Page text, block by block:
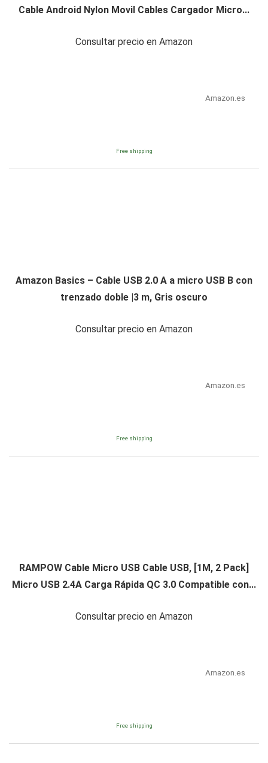
Cable Android Nylon Movil Cables Cargador Micro...
Consultar precio en Amazon
Amazon.es
Free shipping
Amazon Basics – Cable USB 2.0 A a micro USB B con
trenzado doble |3 m, Gris oscuro
Consultar precio en Amazon
Amazon.es
Free shipping
RAMPOW Cable Micro USB Cable USB, [1M, 2 Pack]
Micro USB 2.4A Carga Rápida QC 3.0 Compatible con...
Consultar precio en Amazon
Amazon.es
Free shipping